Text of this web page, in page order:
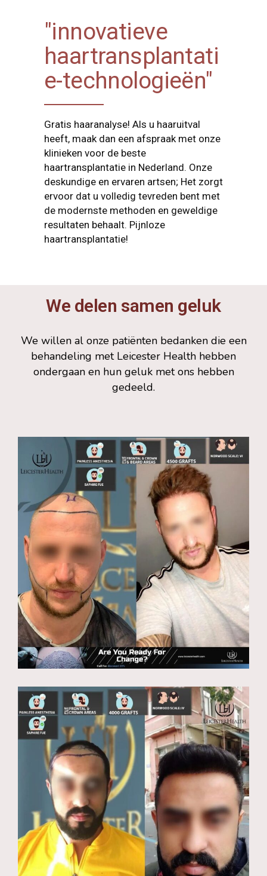
"innovatieve
haartransplantati
e-technologieën"
Gratis haaranalyse! Als u haaruitval
heeft, maak dan een afspraak met onze
klinieken voor de beste
haartransplantatie in Nederland. Onze
deskundige en ervaren artsen; Het zorgt
ervoor dat u volledig tevreden bent met
de modernste methoden en geweldige
resultaten behaalt. Pijnloze
haartransplantatie!
We delen samen geluk
We willen al onze patiënten bedanken die een
behandeling met Leicester Health hebben
ondergaan en hun geluk met ons hebben
gedeeld.